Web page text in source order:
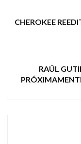
CHEROKEE
RAÚL